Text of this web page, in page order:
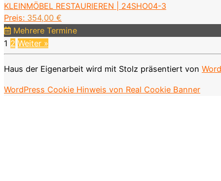
KLEINMÖBEL RESTAURIEREN | 24SHO04-3
Preis: 354,00 €
Mehrere Termine
1 2 Weiter »
Haus der Eigenarbeit wird mit Stolz präsentiert von
WordPress Cookie Hinweis von Real Cookie Banner